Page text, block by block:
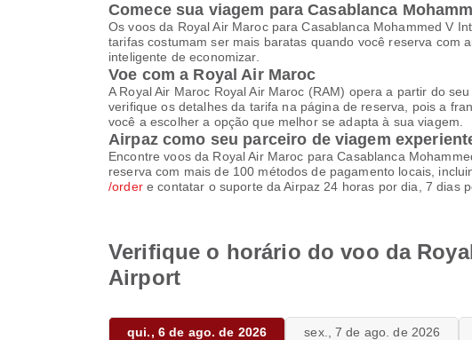
Comece sua viagem para Casablanca
Os voos da Royal Air Maroc para Casablanca Mohammed V
tarifas costumam ser mais baratas quando você reserva com
inteligente de economizar.
Voe com a Royal Air Maroc
A Royal Air Maroc Royal Air Maroc (RAM) opera a partir do
verifique os detalhes da tarifa na página de reserva, pois a
você a escolher a opção que melhor se adapta à sua viagem.
Airpaz como seu parceiro de viagem
Encontre voos da Royal Air Maroc para Casablanca
reserva com mais de 100 métodos de pagamento locais,
/ordere contatar o suporte da Airpaz 24 horas por dia, 7 dias
Verifique o horário do voo da
Airport
qui., 6 de ago. de 2026 sex., 7 de ago. de 2026